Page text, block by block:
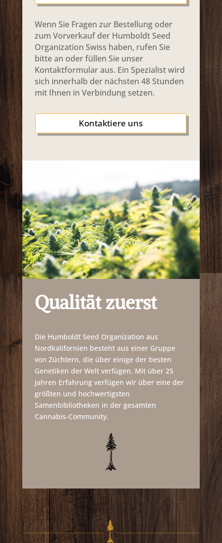
Wenn Sie Fragen zur Bestellung oder
zum Vorverkauf der Humboldt Seed
Organization Swiss haben, rufen Sie
bitte an oder füllen Sie unser
Kontaktformular aus. Ein Spezialist wird
sich innerhalb der nächsten 48 Stunden
mit Ihnen in Verbindung setzen.
Kontaktiere uns
Qualität zuerst
Die Humboldt Seed Organization aus
Nordkalifornien besteht aus einer Gruppe
von Züchtern, die über einige der besten
Genetiken der Welt verfügen. Mit über 25
Jahren Erfahrung verfügen wir über eine der
größten und hochwertigsten
Samenbibliotheken in der gesamten
Cannabis-Community.